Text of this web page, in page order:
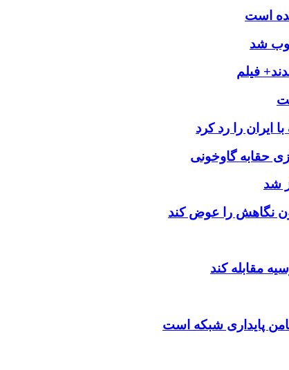
است
شد
فیلم
ایران را رد کرد
حقابه گاوخونی
شد
نگاهش را عوض کند
مقابله کند